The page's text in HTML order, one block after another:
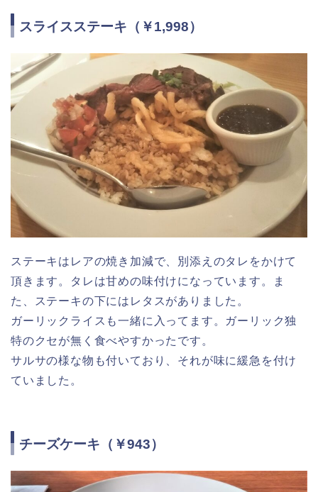
スライスステーキ（￥1,998）
ステーキはレアの焼き加減で、別添えのタレをかけて
頂きます。タレは甘めの味付けになっています。ま
た、ステーキの下にはレタスがありました。
ガーリックライスも一緒に入ってます。ガーリック独
特のクセが無く食べやすかったです。
サルサの様な物も付いており、それが味に緩急を付け
ていました。
チーズケーキ（￥943）